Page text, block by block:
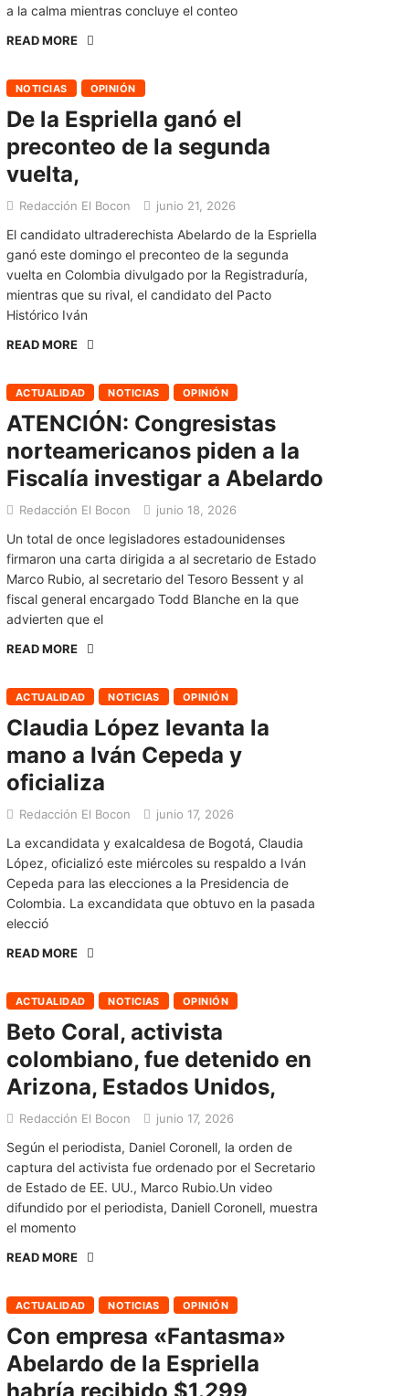
a la calma mientras concluye el conteo
READ MORE
NOTICIAS OPINIÓN
De la Espriella ganó el
preconteo de la segunda
vuelta,
Redacción El Bocon junio 21, 2026
El candidato ultraderechista Abelardo de la Espriella
ganó este domingo el preconteo de la segunda
vuelta en Colombia divulgado por la Registraduría,
mientras que su rival, el candidato del Pacto
Histórico Iván
READ MORE
ACTUALIDAD NOTICIAS OPINIÓN
ATENCIÓN: Congresistas
norteamericanos piden a la
Fiscalía investigar a Abelardo
Redacción El Bocon junio 18, 2026
Un total de once legisladores estadounidenses
firmaron una carta dirigida a al secretario de Estado
Marco Rubio, al secretario del Tesoro Bessent y al
fiscal general encargado Todd Blanche en la que
advierten que el
READ MORE
ACTUALIDAD NOTICIAS OPINIÓN
Claudia López levanta la
mano a Iván Cepeda y
oficializa
Redacción El Bocon junio 17, 2026
La excandidata y exalcaldesa de Bogotá, Claudia
López, oficializó este miércoles su respaldo a Iván
Cepeda para las elecciones a la Presidencia de
Colombia. La excandidata que obtuvo en la pasada
elecció
READ MORE
ACTUALIDAD NOTICIAS OPINIÓN
Beto Coral, activista
colombiano, fue detenido en
Arizona, Estados Unidos,
Redacción El Bocon junio 17, 2026
Según el periodista, Daniel Coronell, la orden de
captura del activista fue ordenado por el Secretario
de Estado de EE. UU., Marco Rubio.Un video
difundido por el periodista, Daniell Coronell, muestra
el momento
READ MORE
ACTUALIDAD NOTICIAS OPINIÓN
Con empresa «Fantasma»
Abelardo de la Espriella